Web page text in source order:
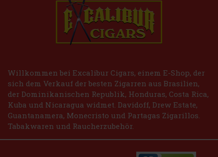
Willkommen bei Excalibur Cigars, einem E-Shop, der
sich dem Verkauf der besten Zigarren aus Brasilien,
der Dominikanischen Republik, Honduras, Costa Rica,
Kuba und Nicaragua widmet. Davidoff, Drew Estate,
Guantanamera, Monecristo und Partagas Zigarillos.
Tabakwaren und Raucherzubehör.